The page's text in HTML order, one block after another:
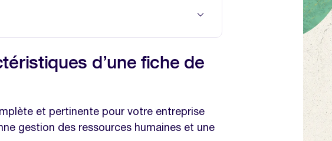
efficace et pertinente
de recrutement grâce à notre
fiche de poste :
d’une fiche de
et pertinente pour votre entreprise
gestion des ressources humaines et une